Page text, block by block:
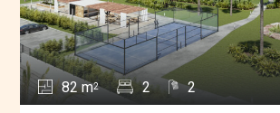
82 m2 2 2